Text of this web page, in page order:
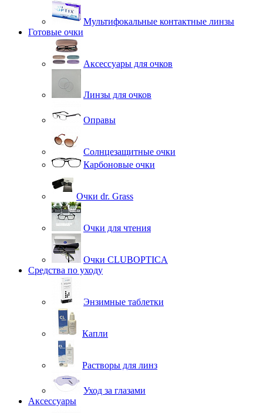
Мультифокальные контактные линзы
Готовые очки
Аксессуары для очков
Линзы для очков
Оправы
Солнцезащитные очки
Карбоновые очки
Очки dr. Grass
Очки для чтения
Очки CLUBOPTICA
Средства по уходу
Энзимные таблетки
Капли
Растворы для линз
Уход за глазами
Аксессуары